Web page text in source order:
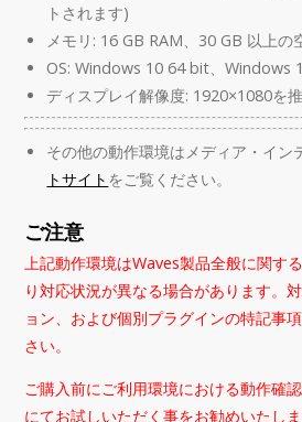
トされます)
メモリ: 16 GB RAM、30 GB 以上の
OS: Windows 10 64 bit、Windows
ディスプレイ解像度: 1920×1080を
その他の動作環境はメディア・イン
トサイト をご覧ください。
ご注意
上記動作環境はWaves製品全般に関す
り対応状況が異なる場合があります。
ョン、および個別プラグインの特記事
さい。
ご購入前にご利用環境における動作確
にてお試しいただく事をお勧めいたし